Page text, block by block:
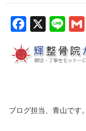
X Line
ブログ担当、青山です。